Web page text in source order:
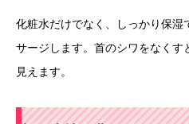
化粧水だけでなく、しっかり保湿
サージします。首のシワをなくす
見えます。